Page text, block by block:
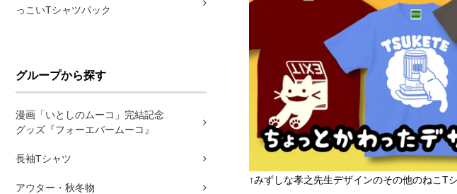
っこいTシャツパック
グループから探す
漫画「いとしのムーコ」完結記念
グッズ『フォーエバームーコ』
長袖Tシャツ
アウター・秋冬物
↑みずしな孝之先生デザインのその他のねこT